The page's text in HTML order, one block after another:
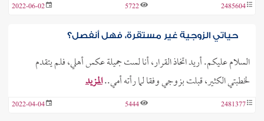
2485604
5722
2022-06-02
حياتي الزوجية غير مستقرة، فهل أنفصل؟
السلام عليكم. أريد اتخاذ القرار، أنا لست جميلة عكس أهلي، فلم يتقدم
لخطبتي الكثير، قبلت بزوجي وفقا لما رأته أمي..المزيد
2481377
5444
2022-04-04